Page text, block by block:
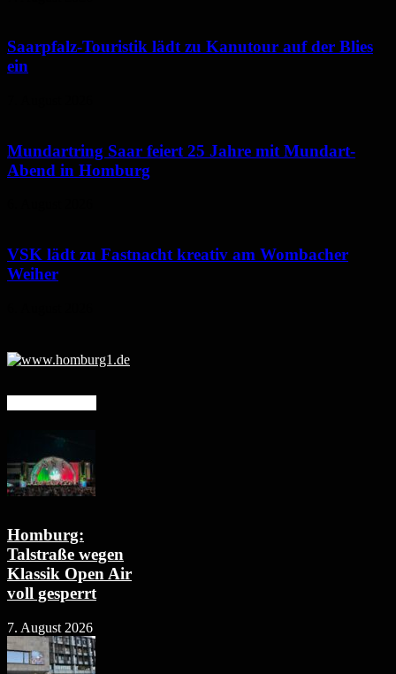
Saarpfalz-Touristik lädt zu Kanutour auf der Blies
ein
Mundartring Saar feiert 25 Jahre mit Mundart-
Abend in Homburg
VSK lädt zu Fastnacht kreativ am Wombacher
Weiher
Homburg:
Talstraße wegen
Klassik Open Air
voll gesperrt
7. August 2026